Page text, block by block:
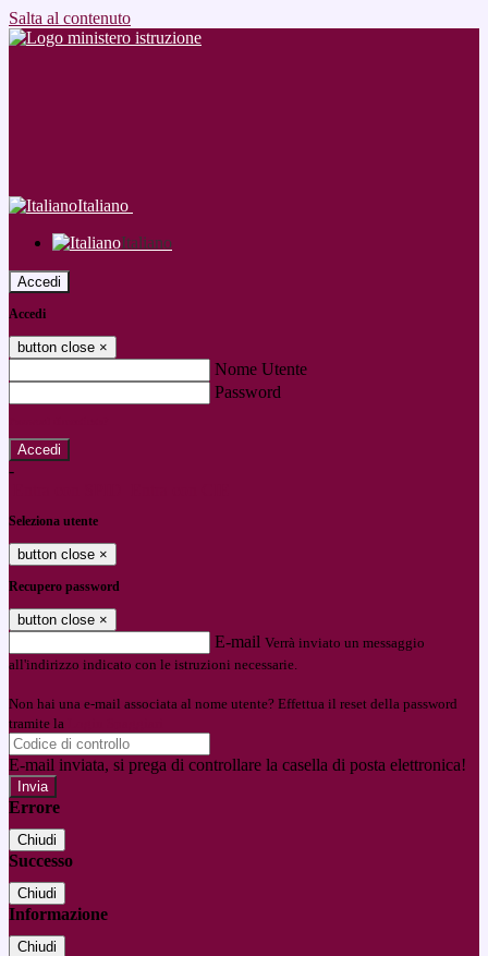
Salta al contenuto
Italiano
Italiano
Accedi
Accedi
button close ×
Nome Utente
Password
-
Seleziona utente
button close ×
Recupero password
button close ×
E-mail Verrà inviato un messaggio
all'indirizzo indicato con le istruzioni necessarie.
Non hai una e-mail associata al nome utente? Effettua il reset della password
tramite la
E-mail inviata, si prega di controllare la casella di posta elettronica!
Errore
Chiudi
Successo
Chiudi
Informazione
Chiudi